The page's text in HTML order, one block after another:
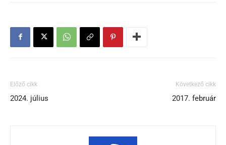
Előző cikk
2024. július
Következő cikk
2017. február